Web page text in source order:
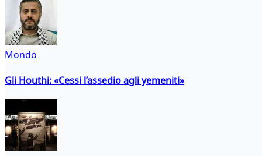
Mondo
Gli Houthi: «Cessi l’assedio agli yemeniti»